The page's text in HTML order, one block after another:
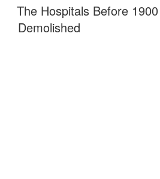
The Hospitals Before
Demolished